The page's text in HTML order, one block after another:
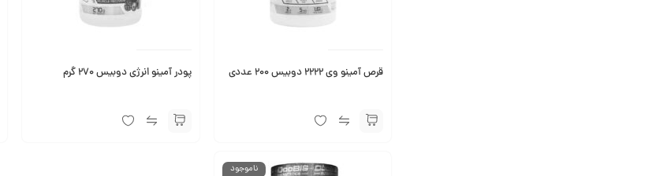
قرص آمینو وی 2222 دوبیس 200 عددی پودر آمینو انرژی دوبیس 270 گرم
ناموجود